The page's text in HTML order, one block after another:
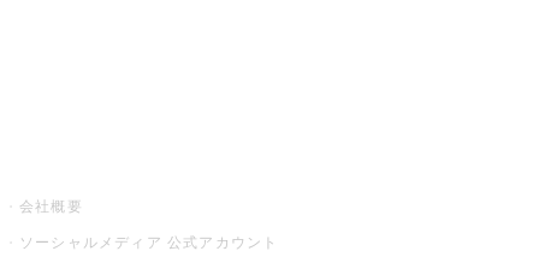
会社概要
ソーシャルメディア 公式アカウント